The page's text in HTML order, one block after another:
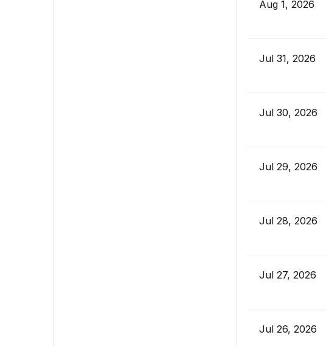
Aug 1, 2026
Jul 31, 2026
Jul 30, 2026
Jul 29, 2026
Jul 28, 2026
Jul 27, 2026
Jul 26, 2026